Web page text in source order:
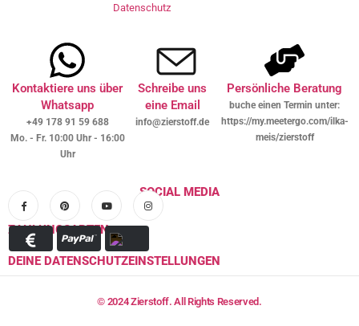
Datenschutz
Kontaktiere uns über
Whatsapp
+49 178 91 59 688
Mo. - Fr. 10:00 Uhr - 16:00
Uhr
Schreibe uns
eine Email
info@zierstoff.de
Persönliche Beratung
buche einen Termin unter:
https://my.meetergo.com/ilka-
meis/zierstoff
SOCIAL MEDIA
ZAHLUNGSARTEN
DEINE DATENSCHUTZEINSTELLUNGEN
© 2024 Zierstoff. All Rights Reserved.